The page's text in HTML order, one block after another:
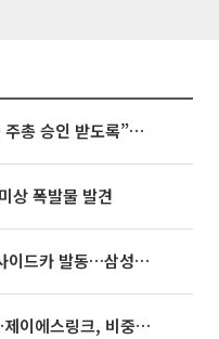
김정관 장관 “반도체 성과급, 주총 승인 받도록”…상법·자본시장법 개정 시사
상 폭발물 발견
코스피, 장중 5%대 급락에 사이드카 발동…삼성·SK 동반 폭락
트럼프 “자석 사업을 하라”…제이에스링크, 비중국 영구자석 공급망 구축 속도